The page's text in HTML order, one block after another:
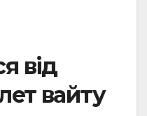
від
вайту